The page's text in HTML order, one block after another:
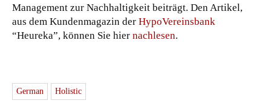
Management zur Nachhaltigkeit beiträgt. Den Artikel,
aus dem Kundenmagazin der HypoVereinsbank
“Heureka”, können Sie hier nachlesen.
German Holistic